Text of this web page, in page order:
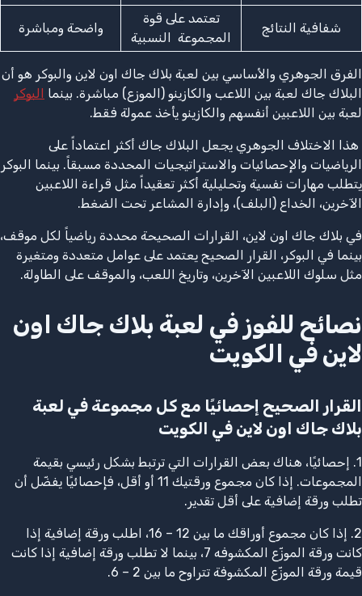
شفافية النتائج
تعتمد على قوة
المجموعة النسبية
واضحة ومباشرة
الفرق الجوهري والأساسي بين لعبة بلاك جاك اون لاين والبوكر هو أن
البلاك جاك لعبة بين اللاعب والكازينو (الموزع) مباشرة. بينما البوكر
لعبة بين اللاعبين أنفسهم والكازينو يأخذ عمولة فقط.
هذا الاختلاف الجوهري يجعل البلاك جاك أكثر اعتماداً على
الرياضيات والإحصائيات والاستراتيجيات المحددة مسبقاً. بينما البوكر
يتطلب مهارات نفسية وتحليلية أكثر تعقيداً مثل قراءة اللاعبين
الآخرين، الخداع (البلف)، وإدارة المشاعر تحت الضغط.
في بلاك جاك اون لاين، القرارات الصحيحة محددة رياضياً لكل موقف،
بينما في البوكر، القرار الصحيح يعتمد على عوامل متعددة ومتغيرة
مثل سلوك اللاعبين الآخرين، وتاريخ اللعب، والموقف على الطاولة.
نصائح للفوز في لعبة بلاك جاك اون
لاين في الكويت
القرار الصحيح إحصائيًا مع كل مجموعة في لعبة
بلاك جاك اون لاين في الكويت
1. إحصائيًا، هناك بعض القرارات التي ترتبط بشكل رئيسي بقيمة
المجموعات. إذا كان مجموع ورقتيك 11 أو أقل، فإحصائيًا يفضّل أن
تطلب ورقة إضافية على أقل تقدير.
2. إذا كان مجموع أوراقك ما بين 12 – 16، اطلب ورقة إضافية إذا
كانت ورقة الموزّع المكشوفه 7، بينما لا تطلب ورقة إضافية إذا كانت
قيمة ورقة الموزّع المكشوفة تتراوح ما بين 2 – 6.